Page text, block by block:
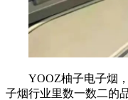
YOOZ柚子电子烟
子烟行业里数一数二的